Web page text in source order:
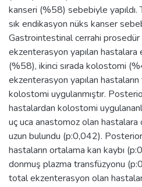
kanseri (%58) sebebiyle
sık endikasyon nüks kanser
Gastrointestinal cerrahi
ekzenterasyon yapılan hastalara
(%58), ikinci sırada kolostomi
ekzenterasyon yapılan
kolostomi uygulanmıştır.
hastalardan kolostomi
uç uca anastomoz olan hastalara
uzun bulundu (p:0,042).
hastaların ortalama kan kaybı
donmuş plazma transfüzyonu
total ekzenterasyon olan